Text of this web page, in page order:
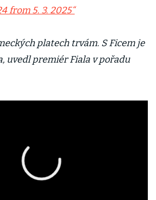
from 5. 3. 2025“
platech trvám. S Ficem je
uvedl premiér Fiala v pořadu